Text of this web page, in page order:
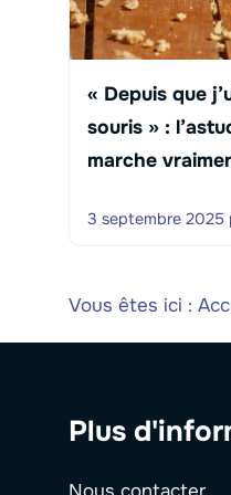
« Depuis que
souris » :
marche
3 septembre 2025
Vous êtes ici :
Plus